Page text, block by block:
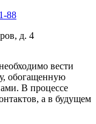
88
д. 4
вести
обогащенную
В процессе
а в будущем